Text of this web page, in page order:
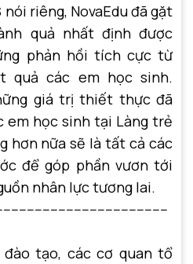
riêng, NovaEdu đã gặt
quả nhất định được
phản hồi tích cực từ
quả các em học sinh.
giá trị thiết thực đã
em học sinh tại Làng trẻ
hơn nữa sẽ là tất cả các
để góp phần vươn tới
nhân lực tương lai.
đào tạo, các cơ quan tổ